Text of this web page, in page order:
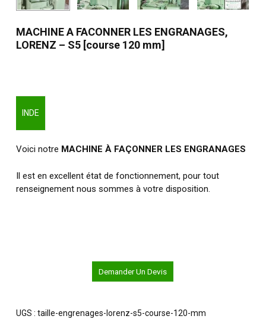
MACHINE A FACONNER LES ENGRANAGES,
LORENZ – S5 [course 120 mm]
INDE
Voici notre MACHINE À FAÇONNER LES ENGRANAGES
Il est en excellent état de fonctionnement, pour tout
renseignement nous sommes à votre disposition.
Demander Un Devis
UGS : taille-engrenages-lorenz-s5-course-120-mm